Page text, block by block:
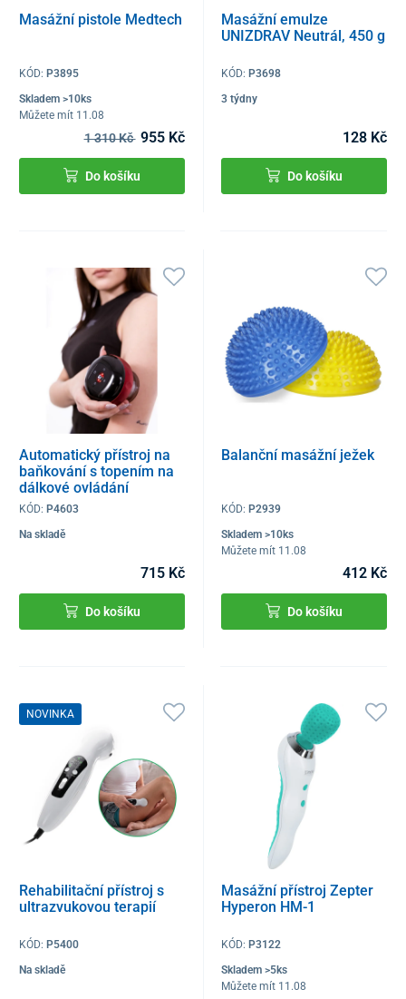
Masážní pistole Medtech
KÓD: P3895
Skladem >10ks
Můžete mít 11.08
1 310 Kč 955 Kč
Do košíku
Masážní emulze
UNIZDRAV Neutrál, 450 g
KÓD: P3698
3 týdny
128 Kč
Do košíku
Automatický přístroj na
baňkování s topením na
dálkové ovládání
KÓD: P4603
Na skladě
715 Kč
Do košíku
Balanční masážní ježek
KÓD: P2939
Skladem >10ks
Můžete mít 11.08
412 Kč
Do košíku
NOVINKA
Rehabilitační přístroj s
ultrazvukovou terapií
KÓD: P5400
Na skladě
Masážní přístroj Zepter
Hyperon HM-1
KÓD: P3122
Skladem >5ks
Můžete mít 11.08